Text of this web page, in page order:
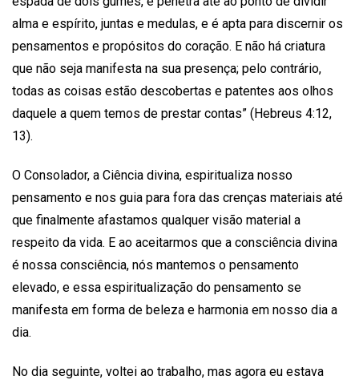
alma e espírito, juntas e medulas, e é apta para discernir os
pensamentos e propósitos do coração. E não há criatura
que não seja manifesta na sua presença; pelo contrário,
todas as coisas estão descobertas e patentes aos olhos
daquele a quem temos de prestar contas” (Hebreus 4:12,
13).
O Consolador, a Ciência divina, espiritualiza nosso
pensamento e nos guia para fora das crenças materiais até
que finalmente afastamos qualquer visão material a
respeito da vida. E ao aceitarmos que a consciência divina
é nossa consciência, nós mantemos o pensamento
elevado, e essa espiritualização do pensamento se
manifesta em forma de beleza e harmonia em nosso dia a
dia.
No dia seguinte, voltei ao trabalho, mas agora eu estava